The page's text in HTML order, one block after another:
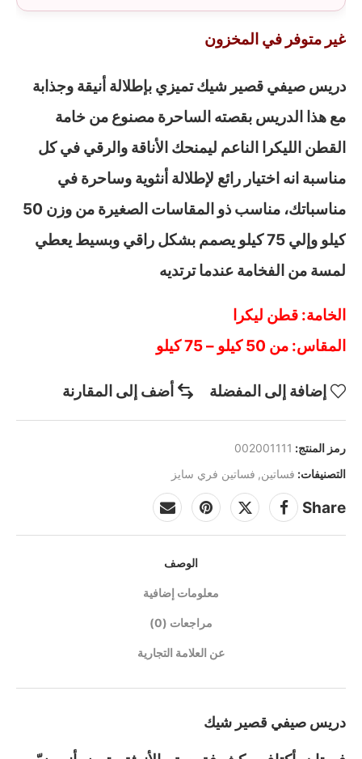
غير متوفر في المخزون
دريس صيفي قصير شيك تميزي بإطلالة أنيقة وجذابة
مع هذا الدريس بقصته الساحرة مصنوع من خامة
القطن الليكرا الناعم ليمنحك الأناقة والرقي في كل
مناسبة انه اختيار رائع لإطلالة أنثوية وساحرة في
مناسباتك، مناسب ذو المقاسات الصغيرة من وزن 50
كيلو وإلي 75 كيلو يصمم بشكل راقي وبسيط يعطي
لمسة من الفخامة عندما ترتديه
الخامة: قطن ليكرا
المقاس: من 50 كيلو – 75 كيلو
إضافة إلى المفضلة أضف إلى المقارنة
رمز المنتج: 002001111
التصنيفات: فساتين, فساتين فري سايز
Share
الوصف
معلومات إضافية
مراجعات (0)
عن العلامة التجارية
دريس صيفي قصير شيك